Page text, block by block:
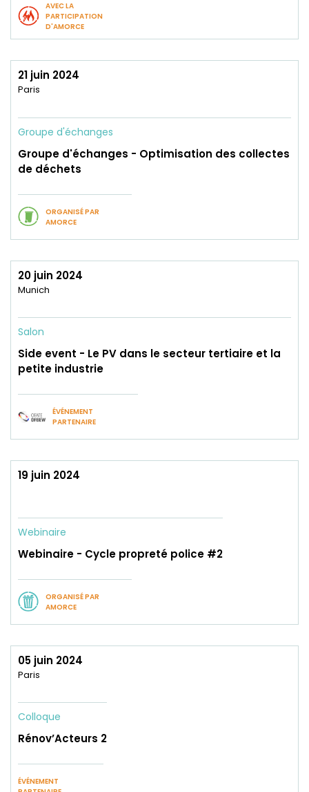
AVEC LA
PARTICIPATION
D'AMORCE
21 juin 2024
Paris
Groupe d'échanges
Groupe d'échanges - Optimisation des collectes
de déchets
ORGANISÉ PAR
AMORCE
20 juin 2024
Munich
Salon
Side event - Le PV dans le secteur tertiaire et la
petite industrie
ÉVÉNEMENT
PARTENAIRE
19 juin 2024
Webinaire
Webinaire - Cycle propreté police #2
ORGANISÉ PAR
AMORCE
05 juin 2024
Paris
Colloque
Rénov’Acteurs 2
ÉVÉNEMENT